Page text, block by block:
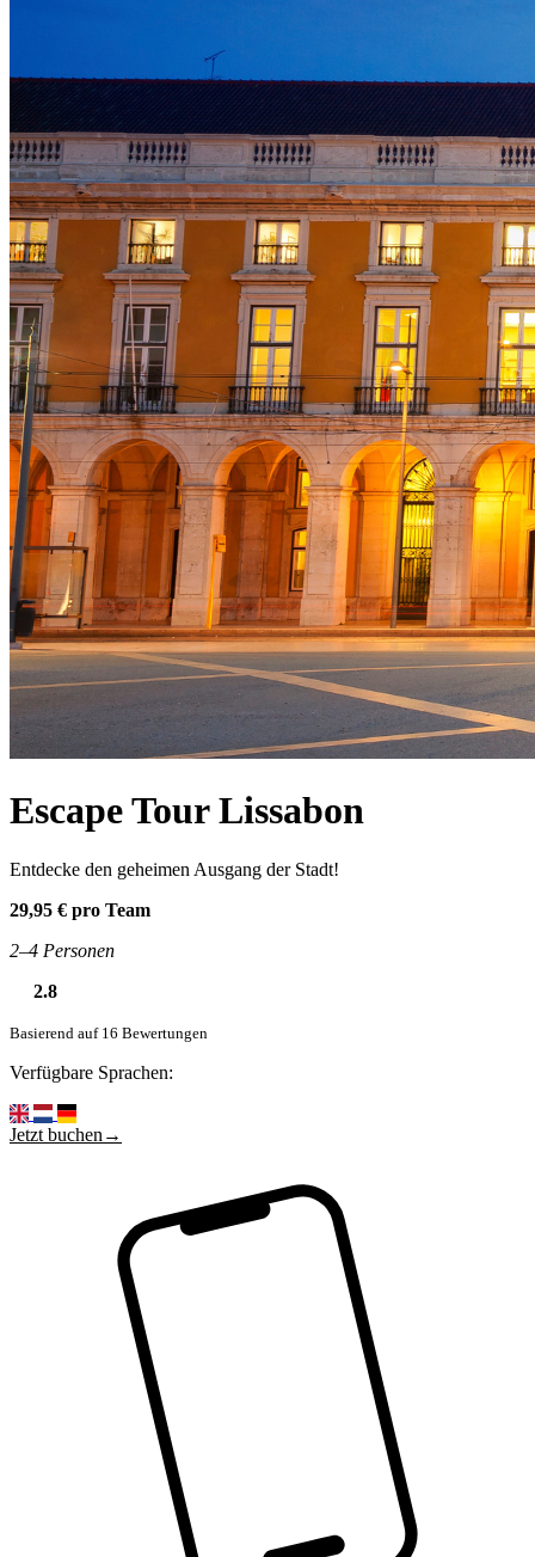
Escape Tour Lissabon
Entdecke den geheimen Ausgang der Stadt!
29,95 € pro Team
2–4 Personen
2.8
Basierend auf 16 Bewertungen
Verfügbare Sprachen:
Jetzt buchen→